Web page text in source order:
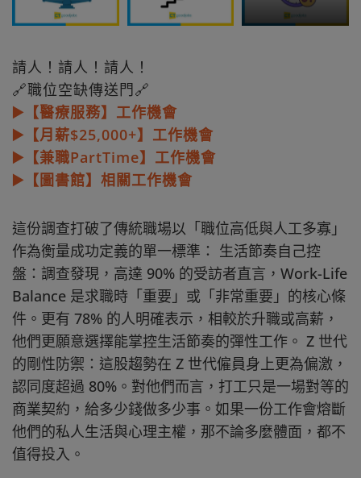
請人！請人！請人！
🔗職位空缺傳送門🔗
▶️【醫療服務】工作機會
▶️【月薪$25,000+】工作機會
▶️【兼職PartTime】工作機會
▶️【圖書館】相關工作機會
這份調查打破了傳統職場以「職位高低與人工多寡」
作為衡量成功定義的單一標準： 生活節奏自己控
盤：調查發現，高達 90% 的受訪者直言，Work-Life
Balance 是求職時「重要」或「非常重要」的核心條
件。更有 78% 的人明確表示，相較於升職或高薪，
他們更願意選擇能掌控生活節奏的彈性工作。 Z 世代
的剛性防禦：這股趨勢在 Z 世代僱員身上更為偏激，
認同度超過 80%。對他們而言，打工只是一場對等的
商業契約，給多少錢做多少事。如果一份工作會熔斷
他們的私人生活與心理主權，那不論多麼體面，都不
值得投入。